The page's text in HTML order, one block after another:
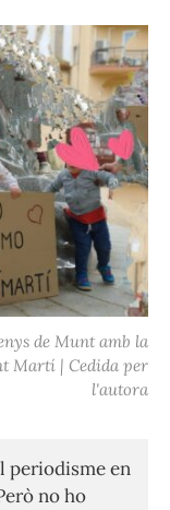
de Munt amb la
Martí | Cedida per
l'autora
periodisme en
no ho